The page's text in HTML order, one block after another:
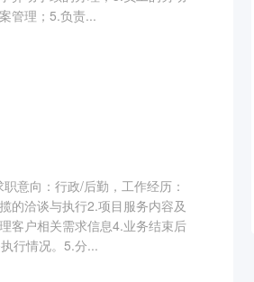
管理；5.负责...
意向：行政/后勤，工作经历：
的洽谈与执行2.项目服务内容及
客户相关需求信息4.业务结束后
行情况。5.分...